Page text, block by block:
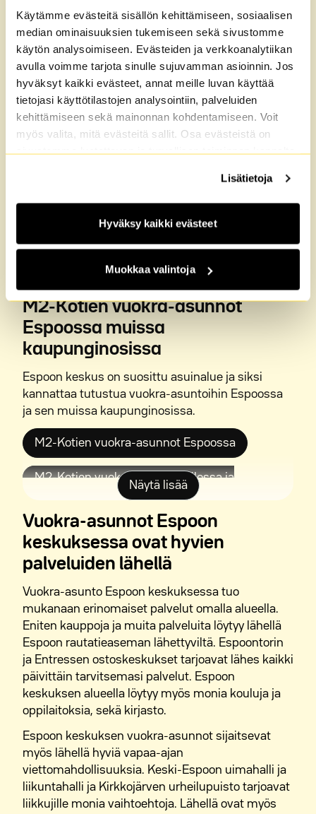
Käytämme evästeitä sisällön kehittämiseen, sosiaalisen
median ominaisuuksien tukemiseen sekä sivustomme
käytön analysoimiseen. Evästeiden ja verkkoanalytiikan
avulla voimme tarjota sinulle sujuvamman asioinnin. Jos
hyväksyt kaikki evästeet, annat meille luvan käyttää
tietojasi käyttötilastojen analysointiin, palveluiden
kehittämiseen sekä mainonnan kohdentamiseen. Voit
myös valita, mitä evästeitä sallit. Osa evästeistä on
sivustomme luotettavan ja turvallisen toiminnan kannalta
Lisätietoja
Hyväksy kaikki evästeet
Muokkaa valintoja
M2-Kotien vuokra-asunnot
Espoossa muissa
kaupunginosissa
Espoon keskus on suosittu asuinalue ja siksi
kannattaa tutustua vuokra-asuntoihin Espoossa
ja sen muissa kaupunginosissa.
M2-Kotien vuokra-asunnot Espoossa
M2-Kotien vuokra-asunnot Kilossa ja
M2-Kotien vuokra-asunnot Latokaskessa
M2-Kotien vuokra-asunnot Leppävaarassa
M2-Kotien vuokra-asunnot Nöykkiössä
M2-Kotien vuokra-asunnot Olarissa
M2-Kotien vuokra-asunnot Saunalahdessa
M2-Kotien vuokra-asunnot Suurpellossa
M2-Kotien vuokra-asunnot Ymmerstassa
Näytä lisää
Vuokra-asunnot Espoon
keskuksessa ovat hyvien
palveluiden lähellä
Vuokra-asunto Espoon keskuksessa tuo
mukanaan erinomaiset palvelut omalla alueella.
Eniten kauppoja ja muita palveluita löytyy lähellä
Espoon rautatieaseman lähettyviltä. Espoontorin
ja Entressen ostoskeskukset tarjoavat lähes kaikki
päivittäin tarvitsemasi palvelut. Espoon
keskuksen alueella löytyy myös monia kouluja ja
oppilaitoksia, sekä kirjasto.
Espoon keskuksen vuokra-asunnot sijaitsevat
myös lähellä hyviä vapaa-ajan
viettomahdollisuuksia. Keski-Espoon uimahalli ja
liikuntahalli ja Kirkkojärven urheilupuisto tarjoavat
liikkujille monia vaihtoehtoja. Lähellä ovat myös